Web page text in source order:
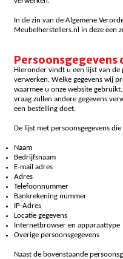
In de zin van de Algemene
Meubelherstellers.nl in deze een
Persoonsgegevens
Hieronder vindt u een lijst van de
verwerken. Welke gegevens wij
waarmee u onze website
vraag zullen andere gegevens
een bestelling doet.
De lijst met persoonsgegevens
Naam
Bedrijfsnaam
E-mail adres
Adres
Telefoonnummer
Bankrekening nummer
IP-Adres
Locatie gegevens
Internetbrowser en apparaattype
Overige persoonsgegevens
Naast de bovenstaande